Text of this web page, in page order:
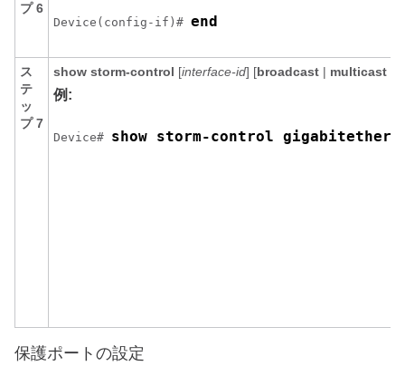
プ 6
Device(config-if)# end
ス
テ
ッ
プ 7
show storm-control [interface-id] [broadcast | multicast
例:
Device# show storm-control
保護ポートの設定